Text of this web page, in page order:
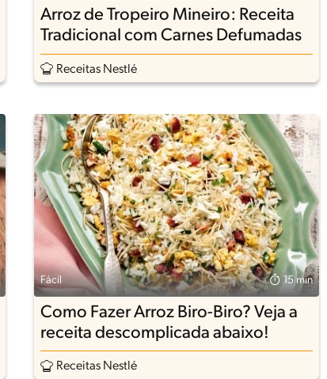
Arroz de Tropeiro Mineiro: Receita
Tradicional com Carnes Defumadas
Receitas Nestlé
Fácil 15 min
Como Fazer Arroz Biro-Biro? Veja a
receita descomplicada abaixo!
Receitas Nestlé